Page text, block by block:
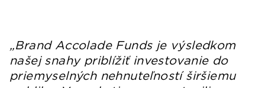
„Brand Accolade Funds je výsledkom
našej snahy priblížiť investovanie do
priemyselných nehnuteľností širšiemu